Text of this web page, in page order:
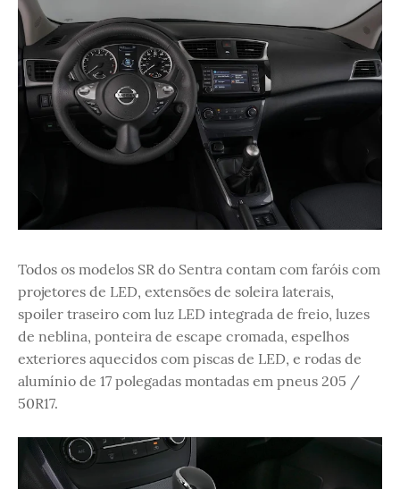
Todos os modelos SR do Sentra contam com faróis com
projetores de LED, extensões de soleira laterais,
spoiler traseiro com luz LED integrada de freio, luzes
de neblina, ponteira de escape cromada, espelhos
exteriores aquecidos com piscas de LED, e rodas de
alumínio de 17 polegadas montadas em pneus 205 /
50R17.